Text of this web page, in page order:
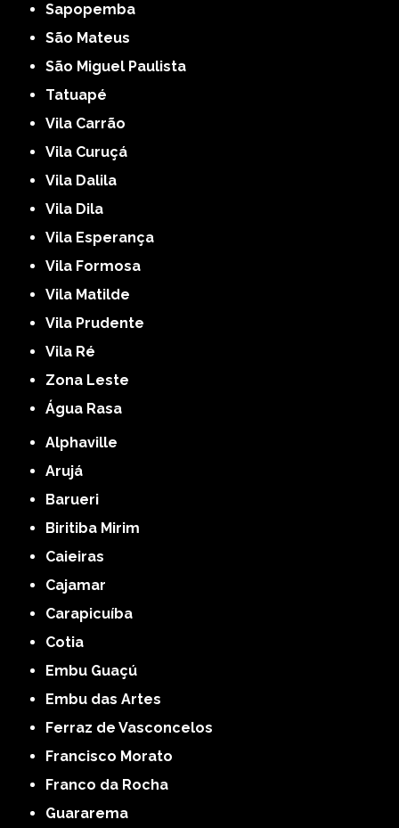
Sapopemba
São Mateus
São Miguel Paulista
Tatuapé
Vila Carrão
Vila Curuçá
Vila Dalila
Vila Dila
Vila Esperança
Vila Formosa
Vila Matilde
Vila Prudente
Vila Ré
Zona Leste
Água Rasa
Alphaville
Arujá
Barueri
Biritiba Mirim
Caieiras
Cajamar
Carapicuíba
Cotia
Embu Guaçú
Embu das Artes
Ferraz de Vasconcelos
Francisco Morato
Franco da Rocha
Guararema